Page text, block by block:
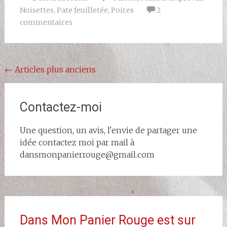
Noisettes, Pate feuilletée, Poires
2
commentaires
Navigation
au
sein
articles
← Articles plus anciens
Contactez-moi
Une question, un avis, l'envie de partager une
idée contactez moi par mail à
dansmonpanierrouge@gmail.com
Dans Mon Panier Rouge est sur